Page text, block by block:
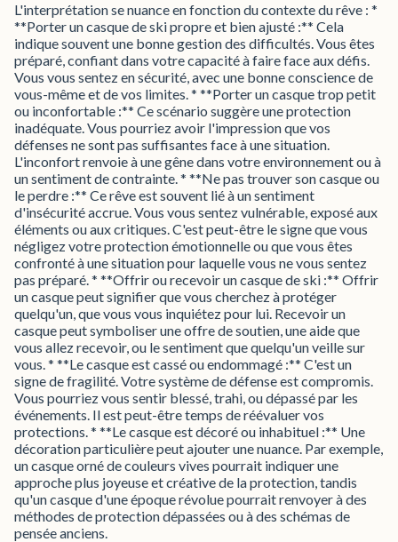
L'interprétation se nuance en fonction du contexte du rêve : *
**Porter un casque de ski propre et bien ajusté :** Cela
indique souvent une bonne gestion des difficultés. Vous êtes
préparé, confiant dans votre capacité à faire face aux défis.
Vous vous sentez en sécurité, avec une bonne conscience de
vous-même et de vos limites. * **Porter un casque trop petit
ou inconfortable :** Ce scénario suggère une protection
inadéquate. Vous pourriez avoir l'impression que vos
défenses ne sont pas suffisantes face à une situation.
L'inconfort renvoie à une gêne dans votre environnement ou à
un sentiment de contrainte. * **Ne pas trouver son casque ou
le perdre :** Ce rêve est souvent lié à un sentiment
d'insécurité accrue. Vous vous sentez vulnérable, exposé aux
éléments ou aux critiques. C'est peut-être le signe que vous
négligez votre protection émotionnelle ou que vous êtes
confronté à une situation pour laquelle vous ne vous sentez
pas préparé. * **Offrir ou recevoir un casque de ski :** Offrir
un casque peut signifier que vous cherchez à protéger
quelqu'un, que vous vous inquiétez pour lui. Recevoir un
casque peut symboliser une offre de soutien, une aide que
vous allez recevoir, ou le sentiment que quelqu'un veille sur
vous. * **Le casque est cassé ou endommagé :** C'est un
signe de fragilité. Votre système de défense est compromis.
Vous pourriez vous sentir blessé, trahi, ou dépassé par les
événements. Il est peut-être temps de réévaluer vos
protections. * **Le casque est décoré ou inhabituel :** Une
décoration particulière peut ajouter une nuance. Par exemple,
un casque orné de couleurs vives pourrait indiquer une
approche plus joyeuse et créative de la protection, tandis
qu'un casque d'une époque révolue pourrait renvoyer à des
méthodes de protection dépassées ou à des schémas de
pensée anciens.